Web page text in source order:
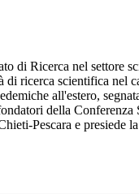
di Ricerca nel settore
ricerca scientifica nel
all'estero,
della
Pescara e presiede